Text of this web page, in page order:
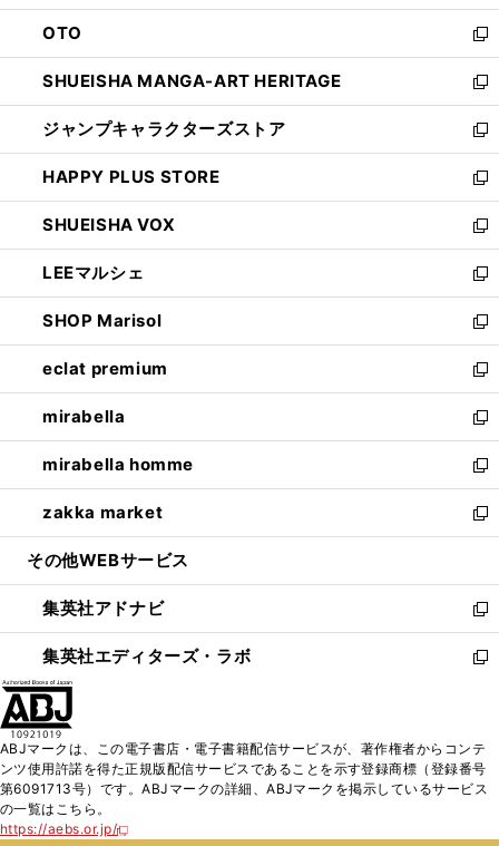
ウ
で
開
く
ン
ド
ウ
で
開
く
OTO
新
し
い
ウ
ィ
ン
ド
ウ
で
開
く
SHUEISHA MANGA-ART HERITAGE
新
し
い
ウ
ィ
ン
ド
ウ
で
開
く
ジャンプキャラクターズストア
新
し
い
ウ
ィ
ン
ド
ウ
で
開
く
HAPPY PLUS STORE
新
し
い
ウ
ィ
ン
ド
ウ
で
開
く
SHUEISHA VOX
新
し
い
ウ
ィ
ン
ド
ウ
で
開
く
LEEマルシェ
新
し
い
ウ
ィ
ン
ド
ウ
で
開
く
SHOP Marisol
新
し
い
ウ
ィ
ン
ド
ウ
で
開
eclat premium
新
し
い
ウ
ィ
ン
ド
ウ
開
く
mirabella
新
し
い
ウ
ィ
ン
ウ
で
開
く
mirabella homme
新
し
い
ウ
ン
ド
ウ
で
zakka market
新
し
ウ
ィ
ン
ド
く
その他WEBサービス
集英社アドナビ
新
し
い
ド
ウ
で
集英社エディターズ・ラボ
新
ィ
ン
ABJマークは、この電子書店・電子書籍配信サービスが、著作権者からコンテ
ンツ使用許諾を得た正規版配信サービスであることを示す登録商標（登録番号
第6091713号）です。ABJマークの詳細、ABJマークを掲示しているサービス
の一覧はこちら。
https://aebs.or.jp/
新